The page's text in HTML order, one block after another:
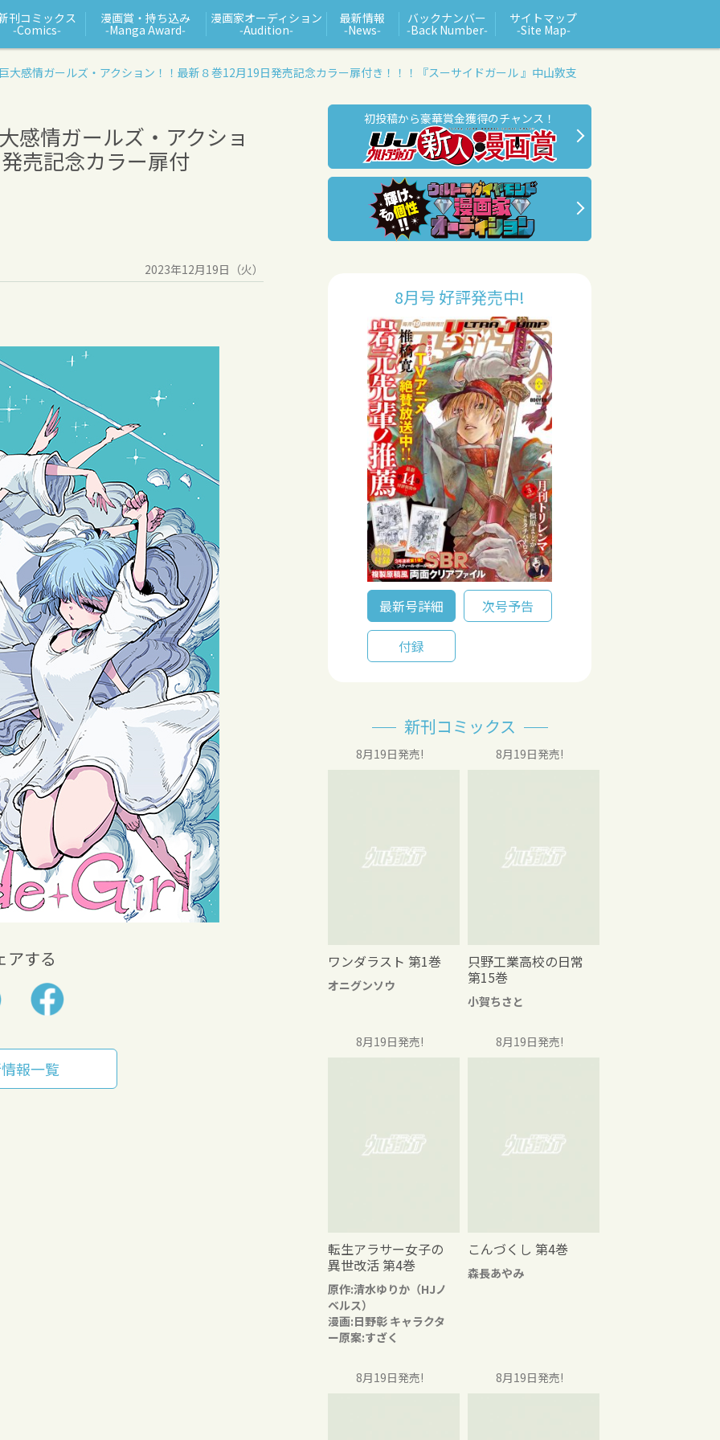
刊コミックス
‑Comics‑
漫画賞・持ち込み
‑Manga Award‑
漫画家オーディション
‑Audition‑
最新情報
‑News‑
バックナンバー
‑Back Number‑
サイトマップ
‑Site Map‑
大感情ガールズ・アクション！！最新８巻12月19日発売記念カラー扉付き！！！ 『スーサイドガール 』 中山敦支
感情ガールズ・アクショ
売記念カラー扉付
2023年12月19日（火）
アする
報一覧
初投稿から豪華賞金獲得のチャンス！
8月号 好評発売中!
最新号詳細 次号予告
付録
新刊コミックス
8月19日発売!
ワンダラスト 第1巻
オニグンソウ
8月19日発売!
只野工業高校の日常
第15巻
小賀ちさと
8月19日発売!
転生アラサー女子の
異世改活 第4巻
原作:清水ゆりか（HJノ
ベルス）
漫画:日野彰 キャラクタ
ー原案:すざく
8月19日発売!
こんづくし 第4巻
森長あやみ
8月19日発売! 8月19日発売!